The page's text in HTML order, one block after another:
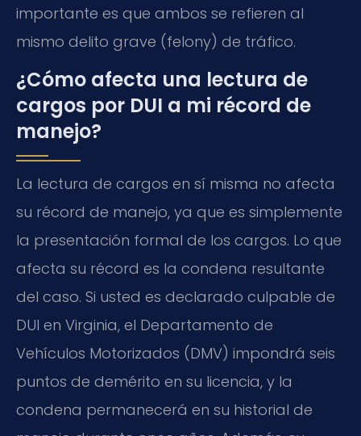
importante es que ambos se refieren al
mismo delito grave (felony) de tráfico.
¿Cómo afecta una lectura de
cargos por DUI a mi récord de
manejo?
La lectura de cargos en sí misma no afecta
su récord de manejo, ya que es simplemente
la presentación formal de los cargos. Lo que
afecta su récord es la condena resultante
del caso. Si usted es declarado culpable de
DUI en Virginia, el Departamento de
Vehículos Motorizados (DMV) impondrá seis
puntos de demérito en su licencia, y la
condena permanecerá en su historial de